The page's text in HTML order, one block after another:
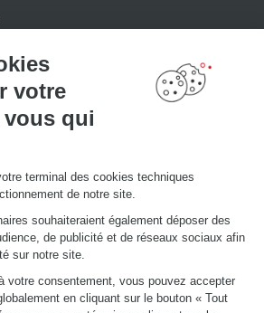
votre
qui
terminal des cookies techniques
de notre site.
souhaiteraient également déposer des
de publicité et de réseaux sociaux afin
sur notre site.
votre consentement, vous pouvez accepter
en cliquant sur le bouton « Tout
sur mesure
VOUS